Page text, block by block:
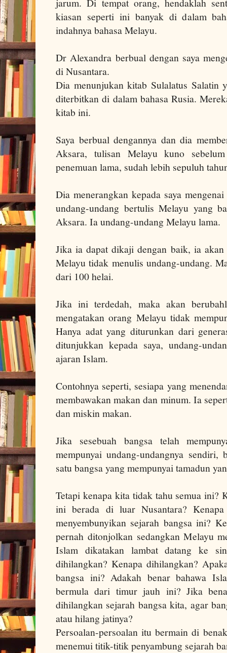
kiasan seperti ini banyak di dalam
indahnya bahasa Melayu.
Dr Alexandra berbual dengan saya
di Nusantara.
Dia menunjukan kitab Sulalatus Salatin
diterbitkan di dalam bahasa Rusia.
kitab ini.
Saya berbual dengannya dan dia
Aksara, tulisan Melayu kuno
penemuan lama, sudah lebih sepuluh
Dia menerangkan kepada saya
undang-undang bertulis Melayu yang
Aksara. Ia undang-undang Melayu lama.
Jika ia dapat dikaji dengan baik, ia akan
Melayu tidak menulis undang-undang.
dari 100 helai.
Jika ini terdedah, maka akan
mengatakan orang Melayu tidak
Hanya adat yang diturunkan dari
ditunjukkan kepada saya, undang-
ajaran Islam.
Contohnya seperti, sesiapa yang
membawakan makan dan minum. Ia
dan miskin makan.
Jika sesebuah bangsa telah
mempunyai undang-undangnya sendiri,
satu bangsa yang mempunyai tamadun
Tetapi kenapa kita tidak tahu semua ini?
ini berada di luar Nusantara?
menyembunyikan sejarah bangsa ini?
pernah ditonjolkan sedangkan Melayu
Islam dikatakan lambat datang ke
dihilangkan? Kenapa dihilangkan?
bangsa ini? Adakah benar bahawa
bermula dari timur jauh ini? Jika
dihilangkan sejarah bangsa kita, agar
atau hilang jatinya?
Persoalan-persoalan itu bermain di
menemui titik-titik penyambung sejarah